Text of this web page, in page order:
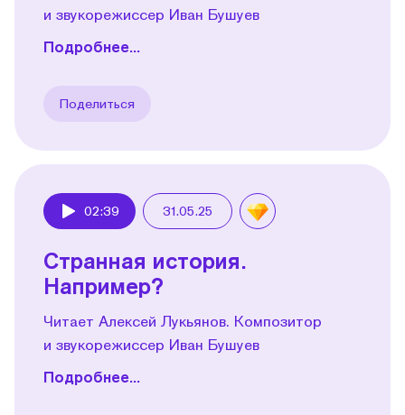
и звукорежиссер Иван Бушуев
Подробнее...
Поделиться
02:39 31.05.25
Странная история.
Например?
Читает Алексей Лукьянов. Композитор
и звукорежиссер Иван Бушуев
Подробнее...